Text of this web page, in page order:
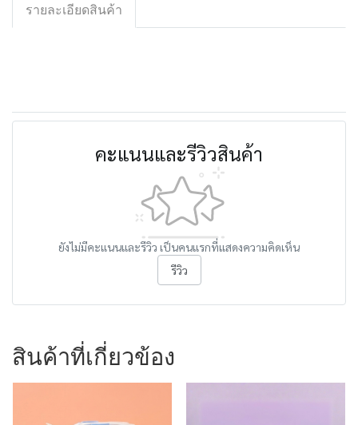
รายละเอียดสินค้า
คะแนนและรีวิวสินค้า
ยังไม่มีคะแนนและรีวิว เป็นคนแรกที่แสดงความคิดเห็น
รีวิว
สินค้าที่เกี่ยวข้อง